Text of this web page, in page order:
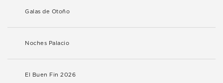
Galas de Otoño
Noches Palacio
El Buen Fin 2026